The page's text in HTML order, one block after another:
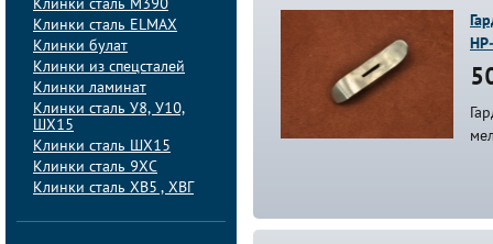
Клинки сталь M390
Клинки сталь ELMAX
Клинки булат
Клинки из спецсталей
Клинки ламинат
Клинки сталь У8, У10,
ШХ15
Клинки сталь ШХ15
Клинки сталь 9ХС
Клинки сталь ХВ5 , ХВГ